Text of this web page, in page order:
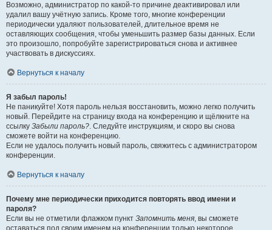
Возможно, администратор по какой-то причине деактивировал или
удалил вашу учётную запись. Кроме того, многие конференции
периодически удаляют пользователей, длительное время не
оставляющих сообщения, чтобы уменьшить размер базы данных. Если
это произошло, попробуйте зарегистрироваться снова и активнее
участвовать в дискуссиях.
Вернуться к началу
Я забыл пароль!
Не паникуйте! Хотя пароль нельзя восстановить, можно легко получить
новый. Перейдите на страницу входа на конференцию и щёлкните на
ссылку Забыли пароль?. Следуйте инструкциям, и скоро вы снова
сможете войти на конференцию.
Если не удалось получить новый пароль, свяжитесь с администратором
конференции.
Вернуться к началу
Почему мне периодически приходится повторять ввод имени и
пароля?
Если вы не отметили флажком пункт Запомнить меня, вы сможете
оставаться под своим именем на конференции только некоторое